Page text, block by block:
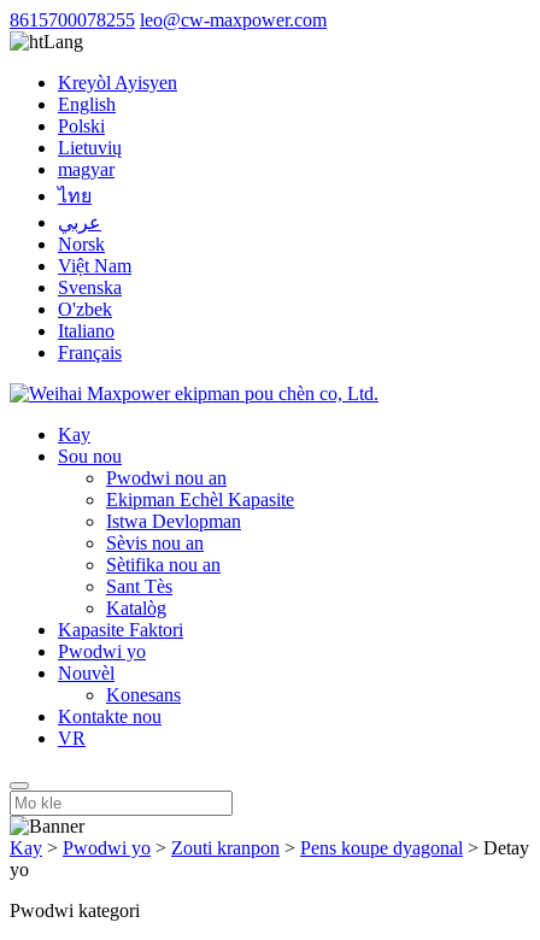
8615700078255 leo@cw-maxpower.com
Lang
Kreyòl Ayisyen
English
Polski
Lietuvių
magyar
ไทย
عربي
Norsk
Việt Nam
Svenska
O'zbek
Italiano
Français
Kay
Sou nou
Pwodwi nou an
Ekipman Echèl Kapasite
Istwa Devlopman
Sèvis nou an
Sètifika nou an
Sant Tès
Katalòg
Kapasite Faktori
Pwodwi yo
Nouvèl
Konesans
Kontakte nou
VR
Kay > Pwodwi yo > Zouti kranpon > Pens koupe dyagonal > Detay
yo
Pwodwi kategori